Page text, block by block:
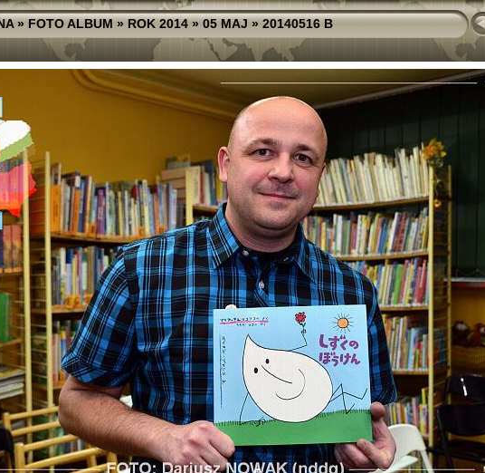
»FOTO ALBUM»ROK 2014»05 MAJ»20140516 B